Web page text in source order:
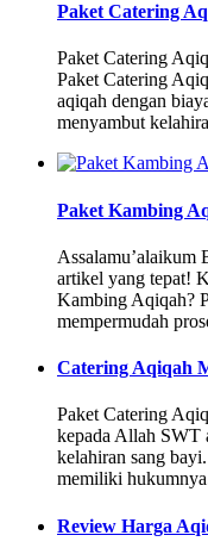
Paket Catering
Paket Catering
Paket Catering
aqiqah dengan
menyambut
Paket Kambing
Assalamu’alaikum
artikel yang tepat!
Kambing Aqiqah?
mempermudah
Catering Aqiqah
Paket Catering
kepada Allah SWT
kelahiran sang
memiliki
Review Harga